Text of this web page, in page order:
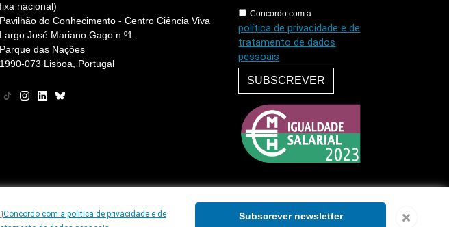
fixa nacional)
Pavilhão do Conhecimento - Centro Ciência Viva
Largo José Mariano Gago n.º1
Parque das Nações
1990-073 Lisboa, Portugal
Concordo com a
política de privacidade e de
tratamento de dados
pessoais
SUBSCREVER
Viva
Concordo com a politica de privacidade e de
Subscrever newsletter